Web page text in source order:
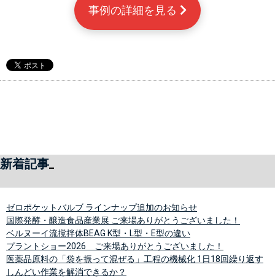
事例の詳細を見る
新着記事
ゼロポケットバルブ ラインナップ追加のお知らせ
国際発酵・醸造食品産業展 ご来場ありがとうございました！
ベルヌーイ流撹拌体BEAG K型・L型・E型の違い
プラントショー2026 ご来場ありがとうございました！
医薬品原料の「袋を振って混ぜる」工程の機械化 1日18回繰り返す
しんどい作業を解消できるか？